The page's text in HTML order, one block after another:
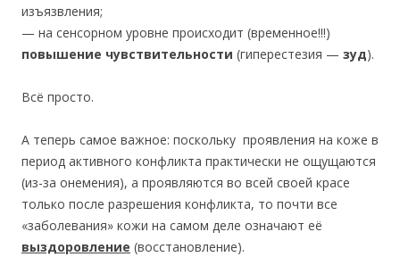
изъязвления;
— на сенсорном уровне происходит (временное!!!)
повышение чувствительности (гиперестезия — зуд).
Всё просто.
А теперь самое важное: поскольку проявления на коже в
период активного конфликта практически не ощущаются
(из-за онемения), а проявляются во всей своей красе
только после разрешения конфликта, то почти все
«заболевания» кожи на самом деле означают её
выздоровление (восстановление).